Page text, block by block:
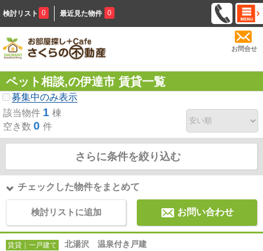
検討リスト 0 最近見た物件 0
お問合せ
ペット相談,の伊達市 賃貸一覧
募集中のみ表示
該当物件 1 棟
空き数 0 件
さらに条件を絞り込む
チェックした物件をまとめて
検討リストに追加 お問い合わせ
賃貸｜一戸建て 北湯沢 温泉付き戸建